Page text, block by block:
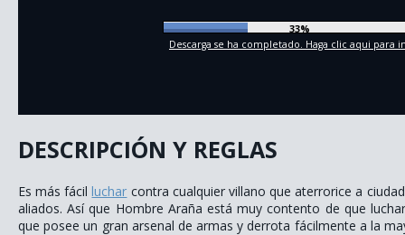
36%
Descarga se ha completado. Haga clic aqui para
DESCRIPCIÓN Y REGLAS
Es más fácilluchar contra cualquier villano que aterrorice a
aliados. Así que Hombre Araña está muy contento de que
que posee un gran arsenal de armas y derrota fácilmente a la